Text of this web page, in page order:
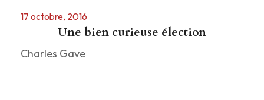
17 octobre, 2016
Une bien curieuse élection
Charles Gave